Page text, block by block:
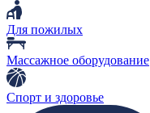
Для пожилых
Массажное оборудование
Спорт и здоровье